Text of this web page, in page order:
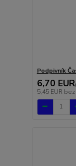
Podpivník
6,70 EUR/
5,45 EUR bez